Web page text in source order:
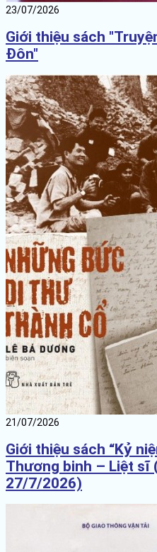
23/07/2026
Giới thiệu sách
Đôn"
21/07/2026
Giới thiệu sách “Kỷ
Thương binh – Liệt sĩ
27/7/2026)